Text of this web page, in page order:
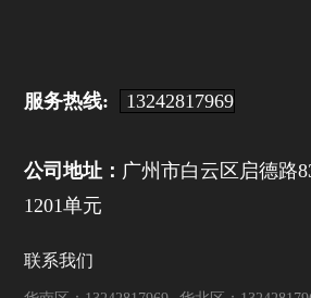
服务热线: 13242817969
公司地址： 广州市白云区启德路
1201单元
联系我们